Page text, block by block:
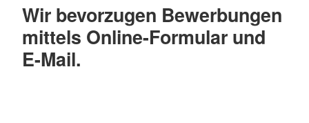
Wir bevorzugen Bewerbungen
mittels Online-Formular und
E-Mail.